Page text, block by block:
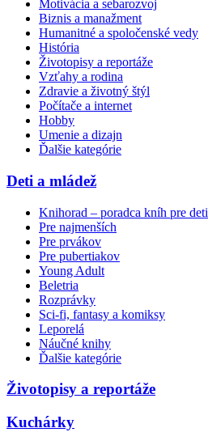
Motivácia a sebarozvoj
Biznis a manažment
Humanitné a spoločenské vedy
História
Životopisy a reportáže
Vzťahy a rodina
Zdravie a životný štýl
Počítače a internet
Hobby
Umenie a dizajn
Ďalšie kategórie
Deti a mládež
Knihorad – poradca kníh pre deti
Pre najmenších
Pre prvákov
Pre pubertiakov
Young Adult
Beletria
Rozprávky
Sci-fi, fantasy a komiksy
Leporelá
Náučné knihy
Ďalšie kategórie
Životopisy a reportáže
Kuchárky